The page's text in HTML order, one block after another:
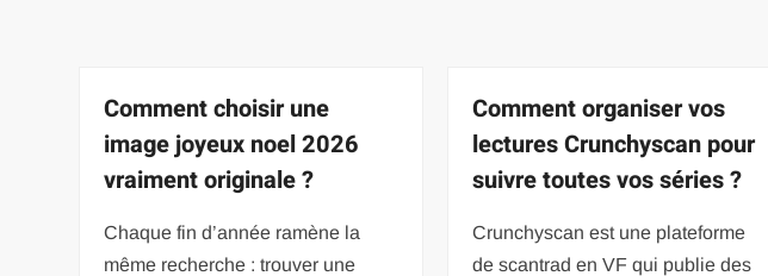
Comment choisir une
image joyeux noel 2026
vraiment originale ?
Chaque fin d’année ramène la
même recherche : trouver une
Comment organiser vos
lectures Crunchyscan pour
suivre toutes vos séries ?
Crunchyscan est une plateforme
de scantrad en VF qui publie des